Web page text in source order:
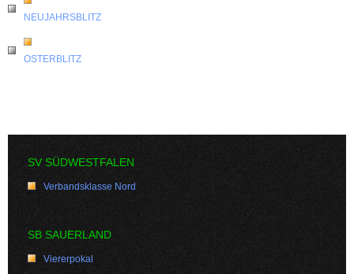
NEUJAHRSBLITZ
OSTERBLITZ
SV SÜDWESTFALEN
Verbandsklasse Nord
SB SAUERLAND
Viererpokal